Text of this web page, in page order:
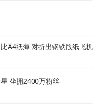
A4纸薄 对折出钢铁版纸飞机
坐拥2400万粉丝